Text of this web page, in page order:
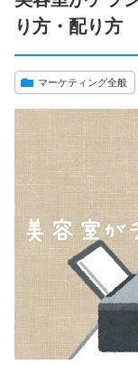
り方・配り方
マーケティング全般